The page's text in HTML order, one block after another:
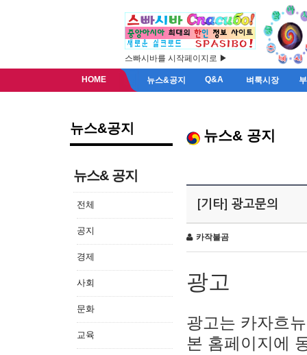
스빠시바를 시작페이지로 ▶
HOME 뉴스&공지 Q&A 벼룩시장
뉴스&공지
뉴스& 공지
전체
공지
경제
사회
문화
교육
뉴스& 공지
[기타] 광고문의
카작불곰
광고
광고는 카자흐
본 홈페이지에